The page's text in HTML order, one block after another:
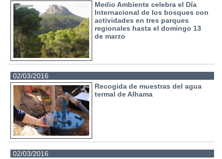
Medio Ambiente celebra el Día
Internacional de los bosques con
actividades en tres parques
regionales hasta el domingo 13
de marzo
02/03/2016
Recogida de muestras del agua
termal de Alhama
02/03/2016